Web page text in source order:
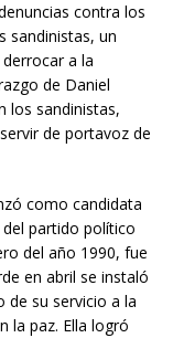
contra los
sandinistas, un
a la
de Daniel
los sandinistas,
de portavoz de
como candidata
partido político
del año 1990, fue
en abril se instaló
de su servicio a la
la paz. Ella logró